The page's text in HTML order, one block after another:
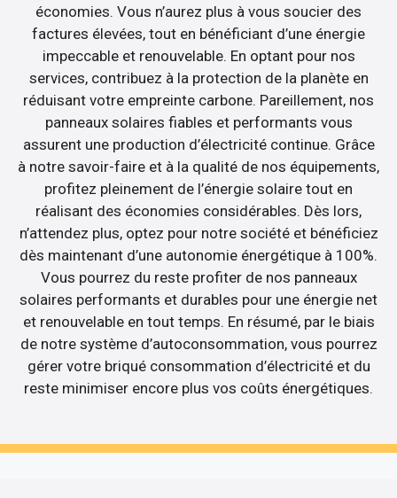
économies. Vous n’aurez plus à vous soucier des
factures élevées, tout en bénéficiant d’une énergie
impeccable et renouvelable. En optant pour nos
services, contribuez à la protection de la planète en
réduisant votre empreinte carbone. Pareillement, nos
panneaux solaires fiables et performants vous
assurent une production d’électricité continue. Grâce
à notre savoir-faire et à la qualité de nos équipements,
profitez pleinement de l’énergie solaire tout en
réalisant des économies considérables. Dès lors,
n’attendez plus, optez pour notre société et bénéficiez
dès maintenant d’une autonomie énergétique à 100%.
Vous pourrez du reste profiter de nos panneaux
solaires performants et durables pour une énergie net
et renouvelable en tout temps. En résumé, par le biais
de notre système d’autoconsommation, vous pourrez
gérer votre briqué consommation d’électricité et du
reste minimiser encore plus vos coûts énergétiques.